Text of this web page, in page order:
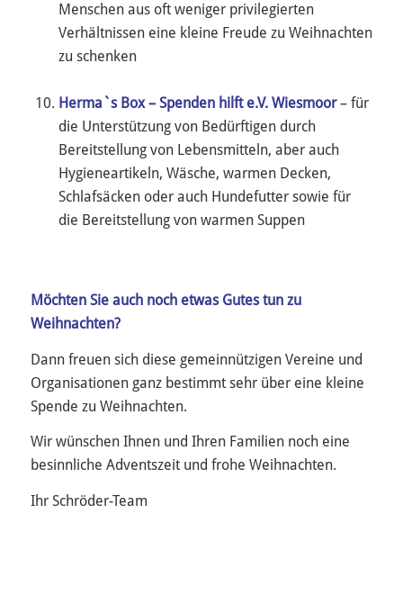
Menschen aus oft weniger privilegierten
Verhältnissen eine kleine Freude zu Weihnachten
zu schenken
Herma`s Box – Spenden hilft e.V. Wiesmoor– für
die Unterstützung von Bedürftigen durch
Bereitstellung von Lebensmitteln, aber auch
Hygieneartikeln, Wäsche, warmen Decken,
Schlafsäcken oder auch Hundefutter sowie für
die Bereitstellung von warmen Suppen
Möchten Sie auch noch etwas Gutes tun zu
Weihnachten?
Dann freuen sich diese gemeinnützigen Vereine und
Organisationen ganz bestimmt sehr über eine kleine
Spende zu Weihnachten.
Wir wünschen Ihnen und Ihren Familien noch eine
besinnliche Adventszeit und frohe Weihnachten.
Ihr Schröder-Team